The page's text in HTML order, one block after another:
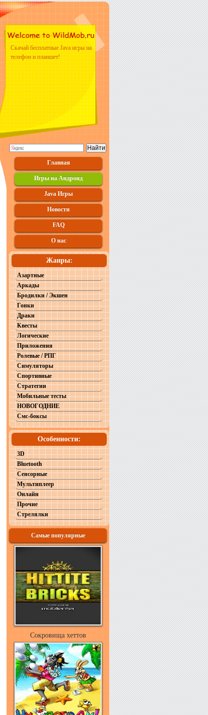
Скачай бесплатные Java игры на
телефон и планшет!
Главная
Игры на Андроид
Java Игры
Новости
FAQ
О нас
Жанры:
Азартные
Аркады
Бродилки / Экшен
Гонки
Драки
Квесты
Логические
Приложения
Ролевые / РПГ
Симуляторы
Спортивные
Стратегии
Мобильные тесты
НОВОГОДНИЕ
Смс-боксы
Особенности:
3D
Bluetooth
Сенсорные
Мультиплеер
Онлайн
Прочие
Стрелялки
Самые популярные
Сокровища хеттов